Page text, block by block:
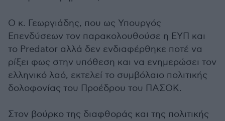
Ο κ. Γεωργιάδης, που ως Υπουργός
Επενδύσεων τον παρακολουθούσε η ΕΥΠ και
το Predator αλλά δεν ενδιαφέρθηκε ποτέ να
ρίξει φως στην υπόθεση και να ενημερώσει τον
ελληνικό λαό, εκτελεί το συμβόλαιο πολιτικής
δολοφονίας του Προέδρου του ΠΑΣΟΚ.
Στον βούρκο της διαφθοράς και της πολιτικής